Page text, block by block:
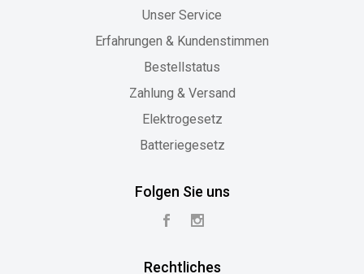
Unser Service
Erfahrungen & Kundenstimmen
Bestellstatus
Zahlung & Versand
Elektrogesetz
Batteriegesetz
Folgen Sie uns
Rechtliches